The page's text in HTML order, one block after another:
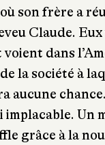
son frère a
Claude.
dans
la société à
aucune
implacable. Un
grâce à la